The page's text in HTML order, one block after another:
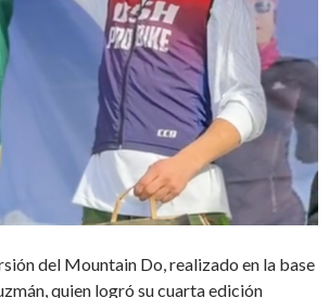
del Mountain Do, realizado en la base
quien logró su cuarta edición